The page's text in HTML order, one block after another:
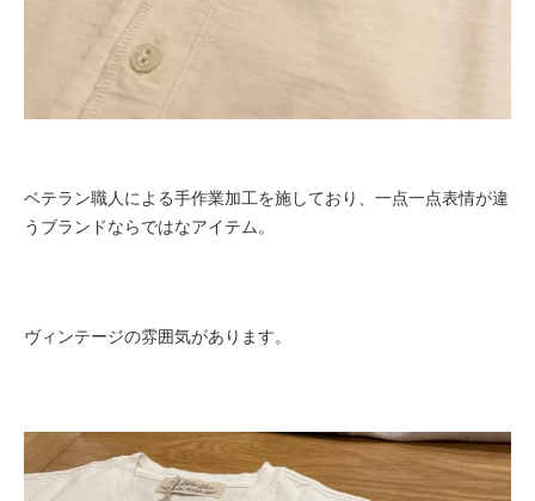
ベテラン職人による手作業加工を施しており、一点一点表情が違
うブランドならではなアイテム。
ヴィンテージの雰囲気があります。